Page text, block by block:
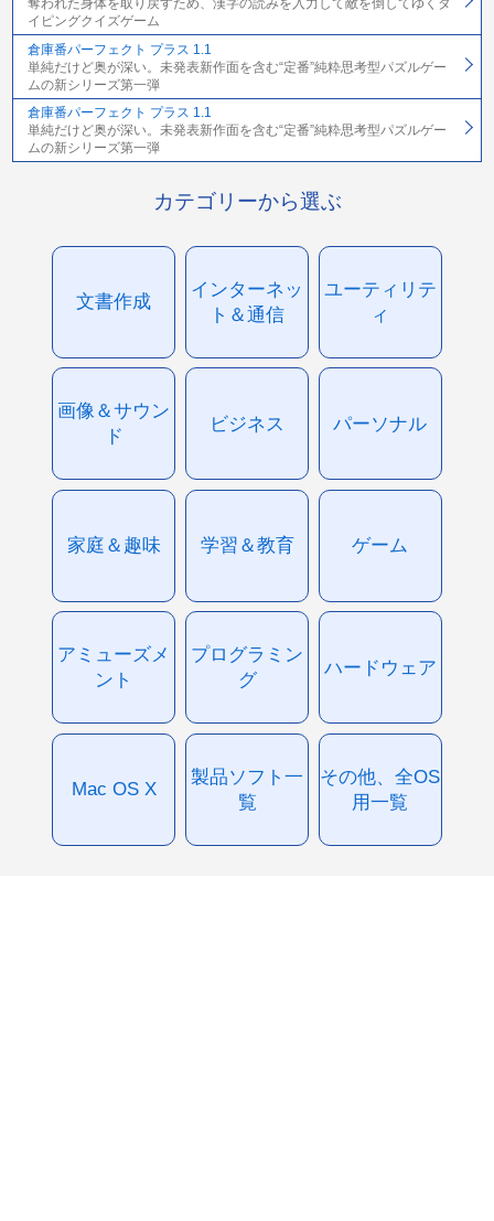
奪われた身体を取り戻すため、漢字の読みを入力して敵を倒してゆくタ
イピングクイズゲーム
倉庫番パーフェクト プラス 1.1
単純だけど奥が深い。未発表新作面を含む“定番”純粋思考型パズルゲー
ムの新シリーズ第一弾
倉庫番パーフェクト プラス 1.1
単純だけど奥が深い。未発表新作面を含む“定番”純粋思考型パズルゲー
ムの新シリーズ第一弾
カテゴリーから選ぶ
文書作成
インターネッ
ト＆通信
ユーティリテ
ィ
画像＆サウン
ド
ビジネス パーソナル
家庭＆趣味 学習＆教育 ゲーム
アミューズメ
ント
プログラミン
グ
ハードウェア
Mac OS X
製品ソフト一
覧
その他、全OS
用一覧